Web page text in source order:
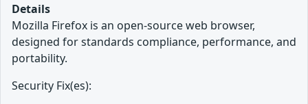
Details
Mozilla Firefox is an open-source web browser,
designed for standards compliance, performance, and
portability.
Security Fix(es):